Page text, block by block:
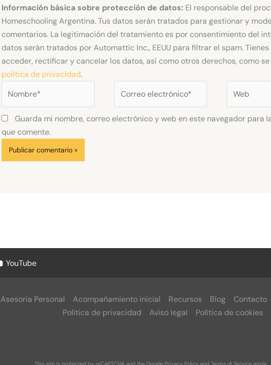
Información básica sobre protección de datos: El responsable del
Homeschooling Argentina. Tus datos serán tratados para gestionar y
comentarios. La legitimación del tratamiento es por consentimiento del
datos serán tratados por Automattic Inc., EEUU para filtrar el spam.
acceder, rectificar y cancelar los datos, así como otros derechos, como
política de privacidad.
electrónico*
Guarda mi nombre, correo electrónico y web en este navegador para
que comente.
YouTube
Asesoria Personal Acompañamiento inicial Recursos Blog Contacto
Política de privacidad
Aviso legal Política de cookies
This site is protected by reCAPTCHA and the Google Privacy Policyand Terms of Serviceapply.